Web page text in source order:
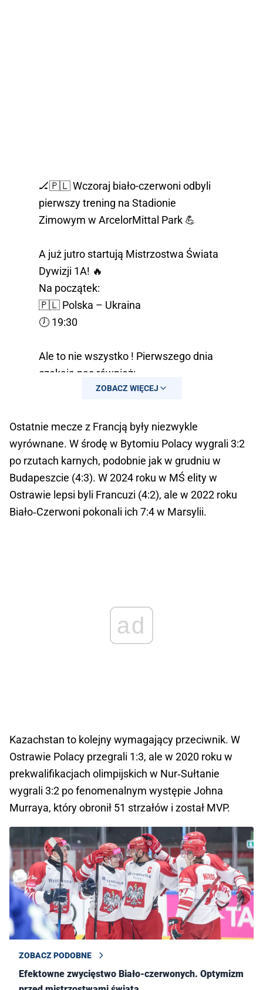
🏒🇵🇱 Wczoraj biało-czerwoni odbyli
pierwszy trening na Stadionie
Zimowym w ArcelorMittal Park 💪
A już jutro startują Mistrzostwa Świata
Dywizji 1A! 🔥
Na początek:
🇵🇱 Polska – Ukraina
🕖 19:30
Ale to nie wszystko ! Pierwszego dnia
czekają nas również:
🇯🇵 Japonia – Francja –…
— ArcelorMittal Park - ZPS Sosnowiec
(@zps_sosnowiec)May 1, 2026
ZOBACZ WIĘCEJ
Ostatnie mecze z Francją były niezwykle
wyrównane. W środę w Bytomiu Polacy wygrali 3:2
po rzutach karnych, podobnie jak w grudniu w
Budapeszcie (4:3). W 2024 roku w MŚ elity w
Ostrawie lepsi byli Francuzi (4:2), ale w 2022 roku
Biało‑Czerwoni pokonali ich 7:4 w Marsylii.
ad
Kazachstan to kolejny wymagający przeciwnik. W
Ostrawie Polacy przegrali 1:3, ale w 2020 roku w
prekwalifikacjach olimpijskich w Nur‑Sułtanie
wygrali 3:2 po fenomenalnym występie Johna
Murraya, który obronił 51 strzałów i został MVP.
ZOBACZ PODOBNE
Efektowne zwycięstwo Biało-czerwonych. Optymizm